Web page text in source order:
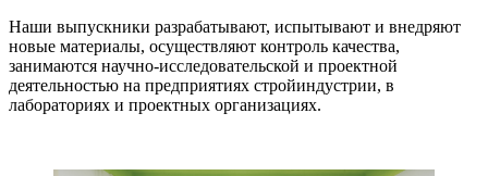
Наши выпускники разрабатывают, испытывают и внедряют
новые материалы, осуществляют контроль качества,
занимаются научно-исследовательской и проектной
деятельностью на предприятиях стройиндустрии, в
лабораториях и проектных организациях.